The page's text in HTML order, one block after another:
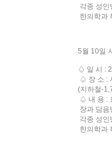
각종 성인
한의학과
5월 10일
♤ 일 시 :
♤ 장 소 :
(지하철-
♤ 내 용 :
장과 담음
각종 성인
한의학과